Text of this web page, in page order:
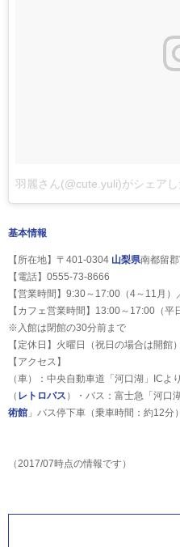
羽麗さん(@cute.yuli)がシェア
基本情報
【所在地】〒401-0304 山梨県南都留
【電話】0555-73-8666
【営業時間】9:30～17:00（4～11月）
【カフェ営業時間】13:00～17:00（平
※入館は閉館の30分前まで
【定休日】火曜日（祝日の場合は開館
【アクセス】
（車）：中央自動車道「河口湖」ICよ
（ レトロバス ）・バス：富士急「河口
術館 」バス停下車（乗車時間：約12分）
（2017/07時点の情報です）